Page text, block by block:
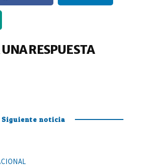
UNA RESPUESTA
Siguiente noticia